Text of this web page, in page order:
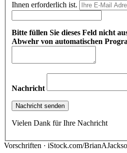
Ihnen erforderlich ist.
Bitte füllen Sie dieses Feld nicht
Abwehr von automatischen
Nachricht
Vielen Dank für Ihre Nachricht
Vorschriften · iStock.com/